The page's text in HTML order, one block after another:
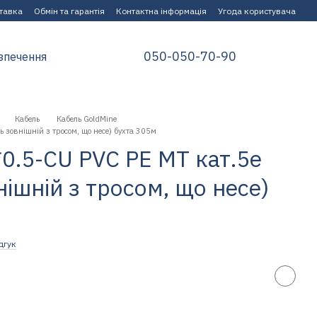
Обмін та гарантія Контактна інформація Угода користувача
050-050-70-90
Кабель
Кабель GoldMine
зовнішній з тросом, що несе) бухта 305м
CU PVC PE MT кат.5е
з тросом, що несе)